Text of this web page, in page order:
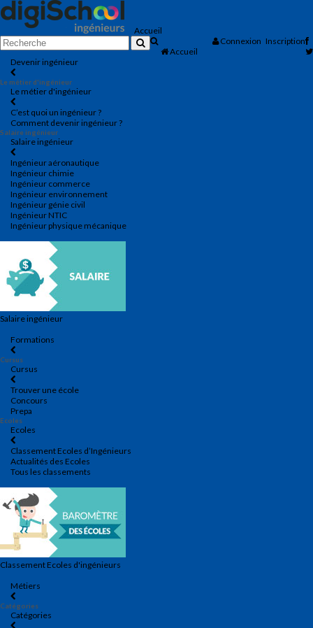
Accueil
Connexion Inscription
Accueil
Devenir ingénieur
Le métier d'ingénieur
Le métier d'ingénieur
C’est quoi un ingénieur ?
Comment devenir ingénieur ?
Salaire ingénieur
Salaire ingénieur
Ingénieur aéronautique
Ingénieur chimie
Ingénieur commerce
Ingénieur environnement
Ingénieur génie civil
Ingénieur NTIC
Ingénieur physique mécanique
Salaire ingénieur
Formations
Cursus
Cursus
Trouver une école
Concours
Prepa
Ecoles
Ecoles
Classement Ecoles d’Ingénieurs
Actualités des Ecoles
Tous les classements
Classement Ecoles d'ingénieurs
Métiers
Catégories
Catégories